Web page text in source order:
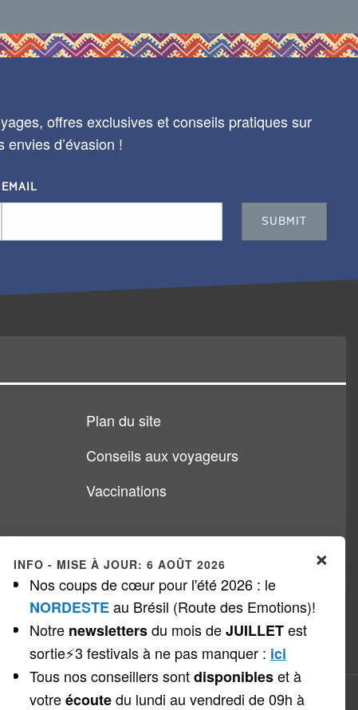
×
INFO - MISE À JOUR: 6 AOÛT 2026
Nos coups de cœur pour l'été 2026 : le
NORDESTEau Brésil (Route des Emotions)!
Notre newslettersdu mois deJUILLETest
sortie⚡3 festivals à ne pas manquer : ici
Tous nos conseillers sontdisponibleset à
votreécoutedu lundi au vendredi de 09h à
offres exclusives et conseils pratiques sur
envies d’évasion !
EMAIL
Plan du site
Conseils aux voyageurs
Vaccinations
Copyright © 1999 - 2026Veloso Voyages